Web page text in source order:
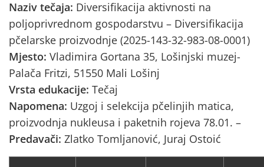
Naziv tečaja: Diversifikacija aktivnosti na
poljoprivrednom gospodarstvu – Diversifikacija
pčelarske proizvodnje (2025-143-32-983-08-0001)
Mjesto: Vladimira Gortana 35, Lošinjski muzej-
Palača Fritzi, 51550 Mali Lošinj
Vrsta edukacije: Tečaj
Napomena: Uzgoj i selekcija pčelinjih matica,
proizvodnja nukleusa i paketnih rojeva 78.01. –
Predavači: Zlatko Tomljanović, Juraj Ostoić